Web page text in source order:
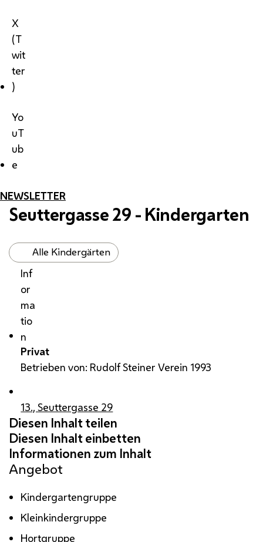
X
(T
wit
ter
)
Yo
uT
ub
e
NEWSLETTER
Seuttergasse 29 - Kindergarten
Alle Kindergärten
Inf
or
ma
tio
n
Privat
Betrieben von: Rudolf Steiner Verein 1993
13., Seuttergasse 29
Angebot
Kindergartengruppe
Kleinkindergruppe
Hortgruppe